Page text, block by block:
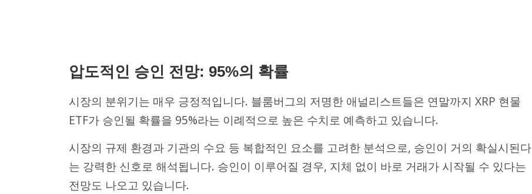
압도적인 승인 전망: 95%의 확률
시장의 분위기는 매우 긍정적입니다. 블룸버그의 저명한 애널리스트들은 연말까지 XRP 현물
ETF가 승인될 확률을 95%라는 이례적으로 높은 수치로 예측하고 있습니다.
시장의 규제 환경과 기관의 수요 등 복합적인 요소를 고려한 분석으로, 승인이 거의 확실시된다
는 강력한 신호로 해석됩니다. 승인이 이루어질 경우, 지체 없이 바로 거래가 시작될 수 있다는
전망도 나오고 있습니다.